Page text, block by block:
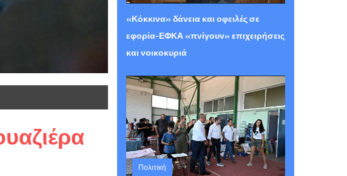
Πέμπτη 06 Αυγούστου 2026 12:29
«Κόκκινα» δάνεια και οφειλές σε
εφορία-ΕΦΚΑ «πνίγουν» επιχειρήσεις
και νοικοκυριά
Πολιτική